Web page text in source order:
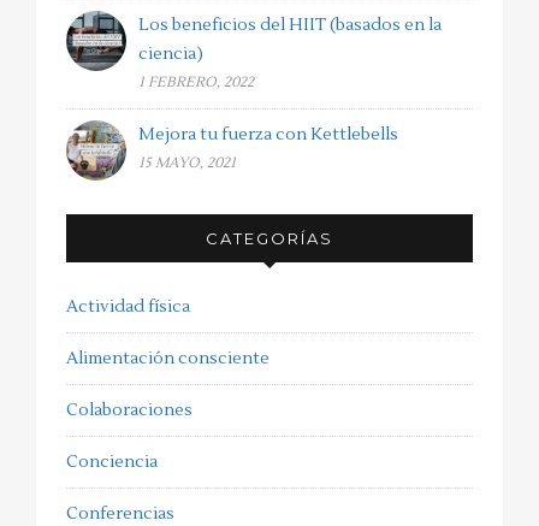
Los beneficios del HIIT (basados en la
ciencia)
1 FEBRERO, 2022
Mejora tu fuerza con Kettlebells
15 MAYO, 2021
CATEGORÍAS
Actividad física
Alimentación consciente
Colaboraciones
Conciencia
Conferencias